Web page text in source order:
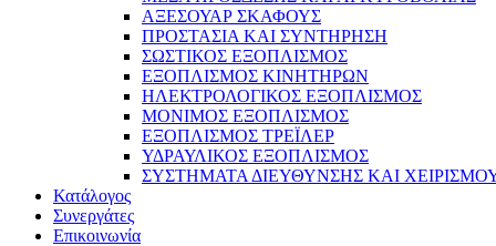
ΑΞΕΣΟΥΑΡ ΣΚΑΦΟΥΣ
ΠΡΟΣΤΑΣΙΑ ΚΑΙ ΣΥΝΤΗΡΗΣΗ
ΣΩΣΤΙΚΟΣ ΕΞΟΠΛΙΣΜΟΣ
ΕΞΟΠΛΙΣΜΟΣ ΚΙΝΗΤΗΡΩΝ
ΗΛΕΚΤΡΟΛΟΓΙΚΟΣ ΕΞΟΠΛΙΣΜΟΣ
ΜΟΝΙΜΟΣ ΕΞΟΠΛΙΣΜΟΣ
ΕΞΟΠΛΙΣΜΟΣ ΤΡΕΪΛΕΡ
ΥΔΡΑΥΛΙΚΟΣ ΕΞΟΠΛΙΣΜΟΣ
ΣΥΣΤΗΜΑΤΑ ΔΙΕΥΘΥΝΣΗΣ ΚΑΙ
Κατάλογος
Συνεργάτες
Επικοινωνία